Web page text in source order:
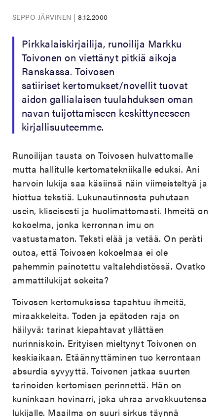
SEPPO JÄRVINEN |8.12.2000
Pirkkalaiskirjailija, runoilija Markku
Toivonen on viettänyt pitkiä aikoja
Ranskassa. Toivosen
satiiriset kertomukset/novellit tuovat
aidon gallialaisen tuulahduksen oman
navan tuijottamiseen keskittyneeseen
kirjallisuuteemme.
Runoilijan tausta on Toivosen hulvattomalle
mutta hallitulle kertomatekniikalle eduksi. Ani
harvoin lukija saa käsiinsä näin viimeisteltyä ja
hiottua tekstiä. Lukunautinnosta puhutaan
usein, kliseisesti ja huolimattomasti. Ihmeitä on
kokoelma, jonka kerronnan imu on
vastustamaton. Teksti elää ja vetää. On peräti
outoa, että Toivosen kokoelmaa ei ole
pahemmin painotettu valtalehdistössä. Ovatko
ammattilukijat sokeita?
Toivosen kertomuksissa tapahtuu ihmeitä,
miraakkeleita. Toden ja epätoden raja on
häilyvä: tarinat kiepahtavat yllättäen
nurinniskoin. Erityisen mieltynyt Toivonen on
keskiaikaan. Etäännyttäminen tuo kerrontaan
absurdia syvyyttä. Toivonen jatkaa suurten
tarinoiden kertomisen perinnettä. Hän on
kuninkaan hovinarri, joka uhraa arvokkuutensa
lukijalle. Maailma on suuri sirkus täynnä